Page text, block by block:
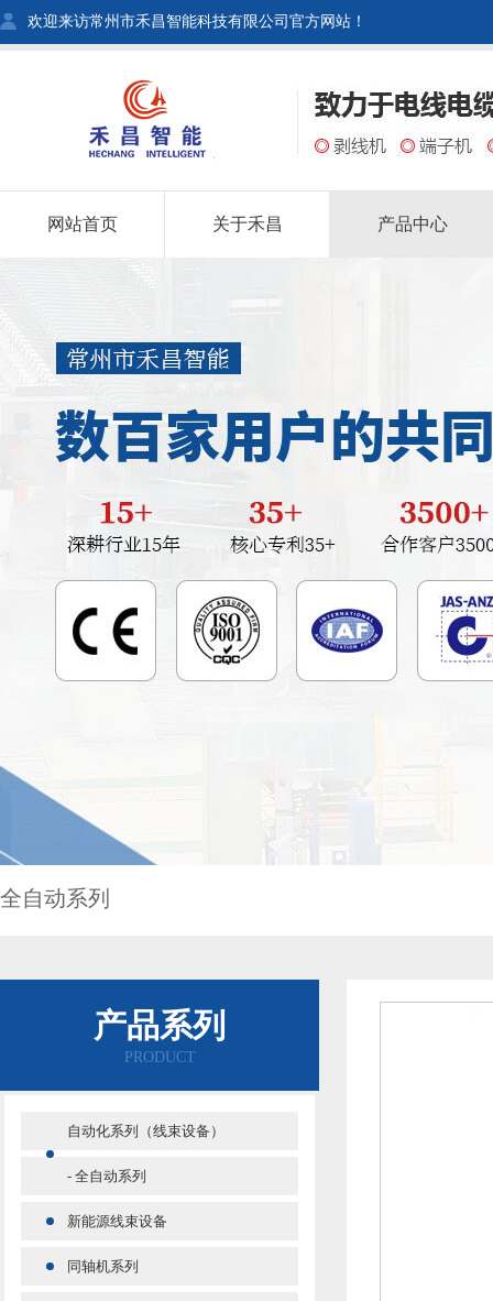
欢迎来访常州市禾昌智能科技有限公司官方网站！
网站首页 关于禾昌 产品中心
全自动系列
产品系列
PRODUCT
自动化系列（线束设备）
- 全自动系列
新能源线束设备
同轴机系列